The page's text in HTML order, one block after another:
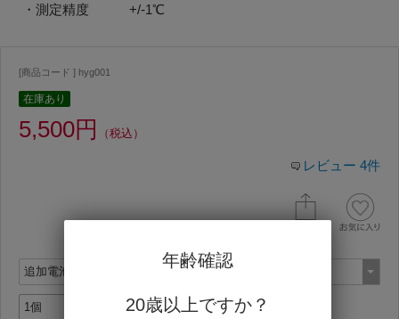
・測定精度 +/-1℃
[商品コード ] hyg001
在庫あり
5,500円 （税込）
レビュー 4件
年齢確認
20歳以上ですか？